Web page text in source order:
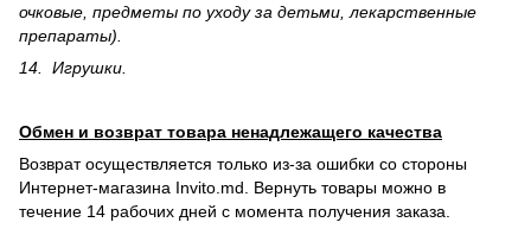
очковые, предметы по уходу за детьми, лекарственные
препараты).
14. Игрушки.
Обмен и возврат товара ненадлежащего качества
Возврат осуществляется только из-за ошибки со стороны
Интернет-магазина Invito.md. Вернуть товары можно в
течение 14 рабочих дней с момента получения заказа.